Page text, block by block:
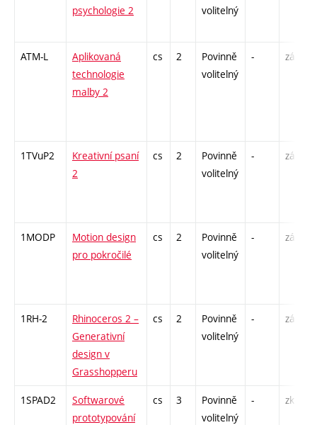
psychologie 2
volitelný
ATM-L
Aplikovaná
technologie
malby 2
cs 2
Povinně
volitelný
- zá
1TVuP2
Kreativní psaní
2
cs 2
Povinně
volitelný
- zá
1MODP
Motion design
pro pokročilé
cs 2
Povinně
volitelný
- zá
1RH-2
Rhinoceros 2 –
Generativní
design v
Grasshopperu
cs 2
Povinně
volitelný
- zá
1SPAD2
Softwarové
prototypování
cs 3
Povinně
volitelný
- zk